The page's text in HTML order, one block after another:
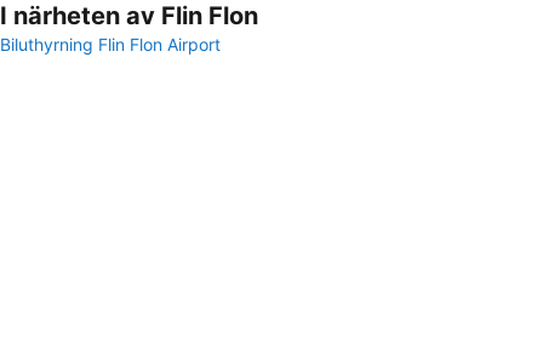
I närheten av Flin Flon
Biluthyrning Flin Flon Airport